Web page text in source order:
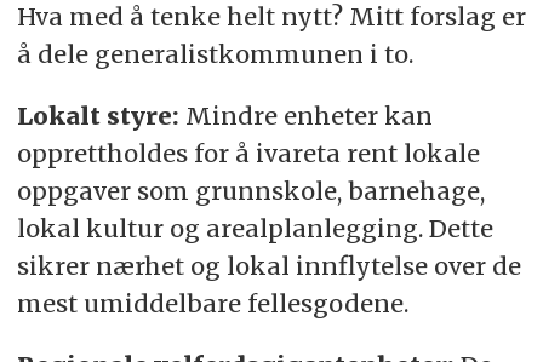
Hva med å tenke helt nytt? Mitt forslag er
å dele generalistkommunen i to.
Lokalt styre: Mindre enheter kan
opprettholdes for å ivareta rent lokale
oppgaver som grunnskole, barnehage,
lokal kultur og arealplanlegging. Dette
sikrer nærhet og lokal innflytelse over de
mest umiddelbare fellesgodene.